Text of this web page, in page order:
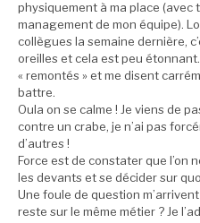
physiquement à ma place
management de mon équipe).
collègues la semaine dernière,
oreilles et cela est peu
« remontés » et me disent
battre.
Oula on se calme ! Je viens de
contre un crabe, je n’ai pas
d’autres !
Force est de constater que l’on
les devants et se décider sur
Une foule de question
reste sur le même métier ? Je